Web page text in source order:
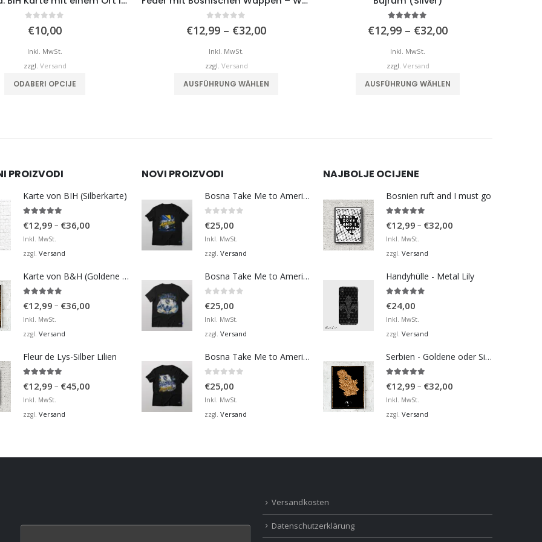
€10,00
Inkl. MwSt.
zzgl. Versand
ODABERI OPCIJE
€12,99 – €32,00Preisspanne:
Inkl. MwSt.
zzgl. Versand
AUSFÜHRUNG WÄHLEN
€12,99 – €32,00Preisspanne:
Inkl. MwSt.
zzgl. Versand
AUSFÜHRUNG WÄHLEN
PROIZVODI
Karte von BIH (Silberkarte)
€12,99 – €36,00
Inkl. MwSt.
zzgl. Versand
Karte von B&H (Goldene Karte)
€12,99 – €36,00
Inkl. MwSt.
zzgl. Versand
Fleur de Lys-Silber Lilien
€12,99 – €45,00
Inkl. MwSt.
zzgl. Versand
NOVI PROIZVODI
Bosna Take Me to America Navijačka Majica 3
€25,00
Inkl. MwSt.
zzgl. Versand
Bosna Take Me to America Navijačka Majica 4
€25,00
Inkl. MwSt.
zzgl. Versand
Bosna Take Me to America Navijačka Majica 2
€25,00
Inkl. MwSt.
zzgl. Versand
NAJBOLJE OCIJENE
Bosnien ruft and I must go
€12,99 – €32,00
Inkl. MwSt.
zzgl. Versand
Handyhülle - Metal Lily
€24,00
Inkl. MwSt.
zzgl. Versand
Serbien - Goldene oder Silberne Karte
€12,99 – €32,00
Inkl. MwSt.
zzgl. Versand
Versandkosten
Datenschutzerklärung